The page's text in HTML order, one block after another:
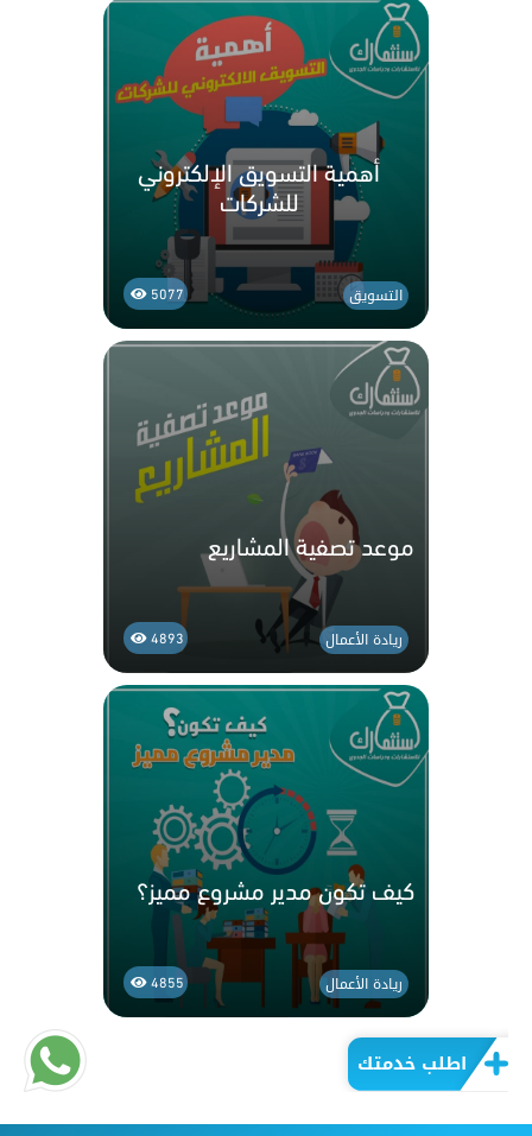
اطلب خدمتك
أهمية التسويق الإلكتروني
للشركات
5077 التسويق
موعد تصفية المشاريع
4893 ريادة الأعمال
كيف تكون مدير مشروع مميز؟
4855 ريادة الأعمال